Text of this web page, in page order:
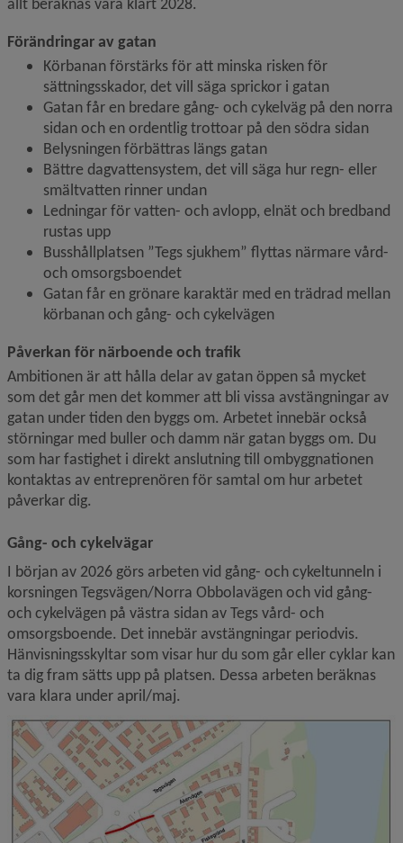
Förändringar av gatan
Körbanan förstärks för att minska risken för
sättningsskador, det vill säga sprickor i gatan
Gatan får en bredare gång- och cykelväg på den norra
sidan och en ordentlig trottoar på den södra sidan
Belysningen förbättras längs gatan
Bättre dagvattensystem, det vill säga hur regn- eller
smältvatten rinner undan
Ledningar för vatten- och avlopp, elnät och bredband
rustas upp
Busshållplatsen ”Tegs sjukhem” flyttas närmare vård-
och omsorgsboendet
Gatan får en grönare karaktär med en trädrad mellan
körbanan och gång- och cykelvägen
Påverkan för närboende och trafik
Ambitionen är att hålla delar av gatan öppen så mycket
som det går men det kommer att bli vissa avstängningar av
gatan under tiden den byggs om. Arbetet innebär också
störningar med buller och damm när gatan byggs om. Du
som har fastighet i direkt anslutning till ombyggnationen
kontaktas av entreprenören för samtal om hur arbetet
påverkar dig.
Gång- och cykelvägar
I början av 2026 görs arbeten vid gång- och cykeltunneln i
korsningen Tegsvägen/Norra Obbolavägen och vid gång-
och cykelvägen på västra sidan av Tegs vård- och
omsorgsboende. Det innebär avstängningar periodvis.
Hänvisnings­skyltar som visar hur du som går eller cyklar kan
ta dig fram sätts upp på platsen. Dessa arbeten beräknas
vara klara under april/maj.